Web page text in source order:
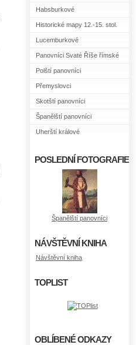
Habsburkové
Historické mapy 12.-15. stol.
Lucemburkové
Panovníci Svaté Říše římské
Polští panovníci
Přemyslovci
Skotští panovníci
Španělští panovníci
Uherští králové
POSLEDNÍ FOTOGRAFIE
Španělští panovníci
NÁVŠTĚVNÍ KNIHA
Návštěvní kniha
TOPLIST
OBLÍBENÉ ODKAZY